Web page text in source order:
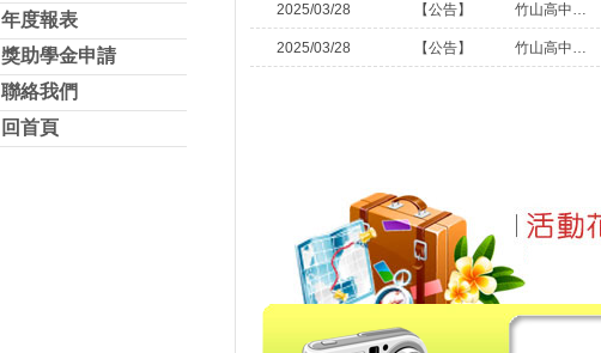
年度報表
獎助學金申請
聯絡我們
回首頁
2025/03/28 【公告】 竹山高中校友文教基金會
2025/03/28 【公告】 竹山高中校友文教基金會